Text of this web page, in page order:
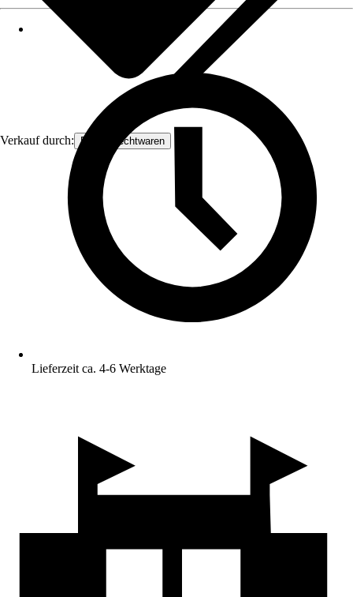
Verkauf durch: Frank Flechtwaren
Lieferzeit ca. 4-6 Werktage